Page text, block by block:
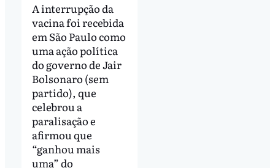
A interrupção da
vacina foi recebida
em São Paulo como
uma ação política
do governo de Jair
Bolsonaro (sem
partido), que
celebrou a
paralisação e
afirmou que
“ganhou mais
uma” do